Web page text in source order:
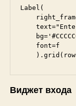
Label(
    font=f
Виджет входа